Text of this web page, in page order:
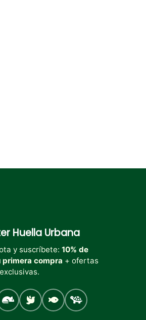
Huella Urbana
y suscríbete: 10% de
compra + ofertas
exclusivas.
Roedores
Aves PecesTortugas